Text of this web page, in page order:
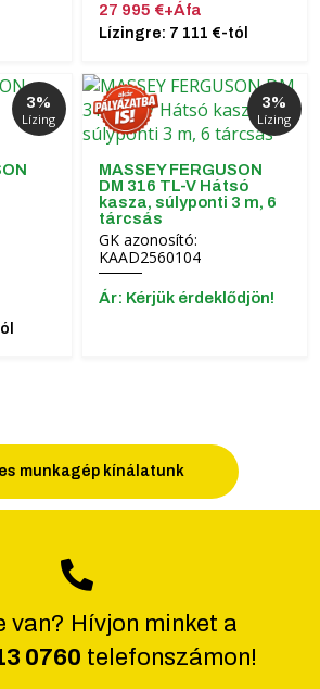
27 995 €+Áfa
Lízingre: 7 111 €-tól
3%
Lízing
3%
Lízing
MASSEY FERGUSON
DM 316 TL-V Hátsó
kasza, súlyponti 3 m, 6
tárcsás
GK azonosító:
KAAD2560104
Ár: Kérjük érdeklődjön!
munkagép kínálatunk
van? Hívjon minket a
0760 telefonszámon!